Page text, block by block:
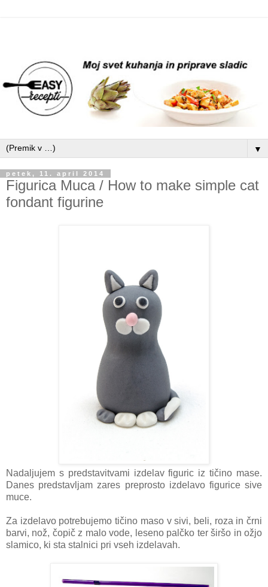
▼
petek, 11. april 2014
Figurica Muca / How to make simple cat
fondant figurine
Nadaljujem s predstavitvami izdelav figuric iz tičino mase.
Danes predstavljam zares preprosto izdelavo figurice sive
muce.
Za izdelavo potrebujemo tičino maso v sivi, beli, roza in črni
barvi, nož, čopič z malo vode, leseno palčko ter širšo in ožjo
slamico, ki sta stalnici pri vseh izdelavah.